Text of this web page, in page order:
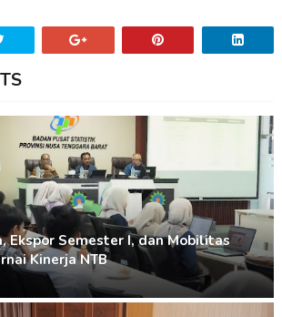
Ekspor Semester I, dan Mobilitas
Kinerja NTB